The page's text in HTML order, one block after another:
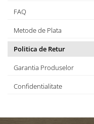
FAQ
Metode de Plata
Politica de Retur
Garantia Produselor
Confidentialitate